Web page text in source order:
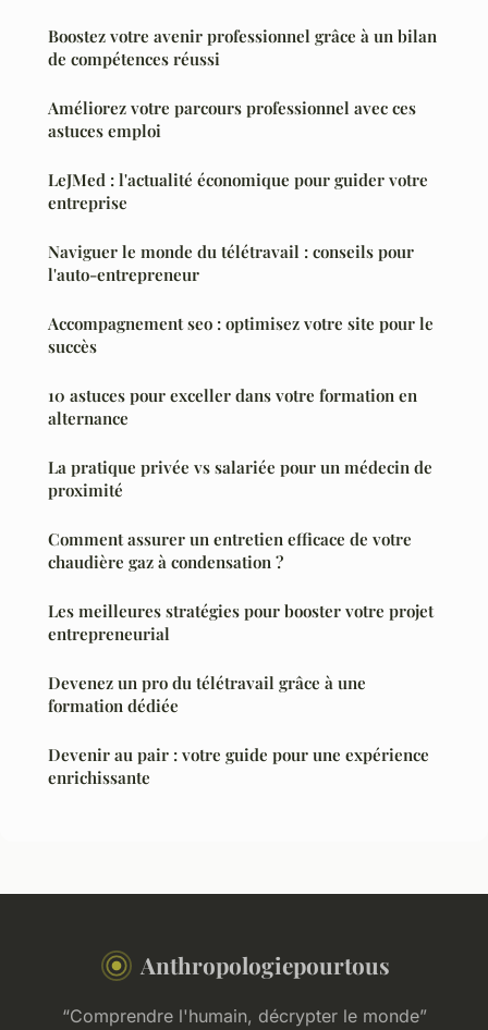
Boostez votre avenir professionnel grâce à un bilan
de compétences réussi
Améliorez votre parcours professionnel avec ces
astuces emploi
LeJMed : l'actualité économique pour guider votre
entreprise
Naviguer le monde du télétravail : conseils pour
l'auto-entrepreneur
Accompagnement seo : optimisez votre site pour le
succès
10 astuces pour exceller dans votre formation en
alternance
La pratique privée vs salariée pour un médecin de
proximité
Comment assurer un entretien efficace de votre
chaudière gaz à condensation ?
Les meilleures stratégies pour booster votre projet
entrepreneurial
Devenez un pro du télétravail grâce à une
formation dédiée
Devenir au pair : votre guide pour une expérience
enrichissante
Anthropologiepourtous
“Comprendre l'humain, décrypter le monde”